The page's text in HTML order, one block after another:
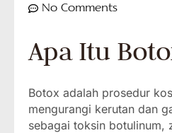
No Comments
Apa Itu
Botox adalah prosedur
mengurangi kerutan dan
sebagai toksin botulinum,